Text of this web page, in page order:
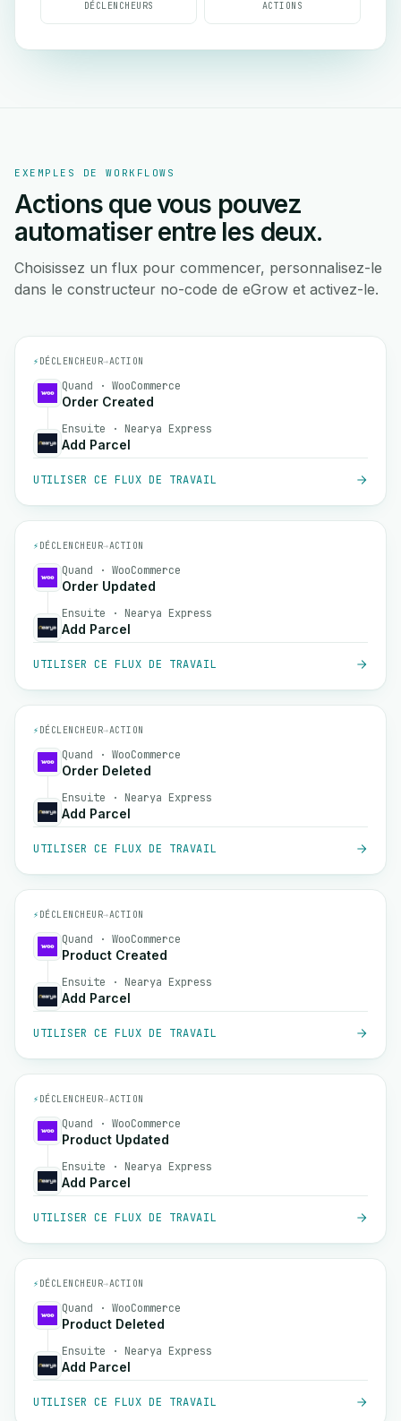
DÉCLENCHEURS ACTIONS
EXEMPLES DE WORKFLOWS
Actions que vous pouvez
automatiser entre les deux.
Choisissez un flux pour commencer, personnalisez-le
dans le constructeur no-code de eGrow et activez-le.
⚡ DÉCLENCHEUR→ACTION
Quand · WooCommerce
Order Created
Ensuite · Nearya Express
Add Parcel
UTILISER CE FLUX DE TRAVAIL
⚡ DÉCLENCHEUR→ACTION
Quand · WooCommerce
Order Updated
Ensuite · Nearya Express
Add Parcel
UTILISER CE FLUX DE TRAVAIL
⚡ DÉCLENCHEUR→ACTION
Quand · WooCommerce
Order Deleted
Ensuite · Nearya Express
Add Parcel
UTILISER CE FLUX DE TRAVAIL
⚡ DÉCLENCHEUR→ACTION
Quand · WooCommerce
Product Created
Ensuite · Nearya Express
Add Parcel
UTILISER CE FLUX DE TRAVAIL
⚡ DÉCLENCHEUR→ACTION
Quand · WooCommerce
Product Updated
Ensuite · Nearya Express
Add Parcel
UTILISER CE FLUX DE TRAVAIL
⚡ DÉCLENCHEUR→ACTION
Quand · WooCommerce
Product Deleted
Ensuite · Nearya Express
Add Parcel
UTILISER CE FLUX DE TRAVAIL